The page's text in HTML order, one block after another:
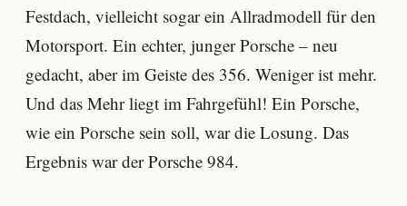
Festdach, vielleicht sogar ein Allradmodell für den
Motorsport. Ein echter, junger Porsche – neu
gedacht, aber im Geiste des 356. Weniger ist mehr.
Und das Mehr liegt im Fahrgefühl! Ein Porsche,
wie ein Porsche sein soll, war die Losung. Das
Ergebnis war der Porsche 984.